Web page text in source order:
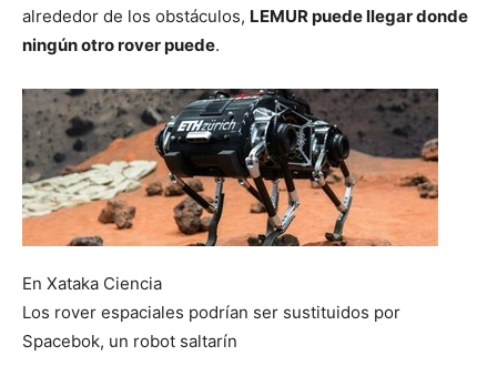
alrededor de los obstáculos, LEMUR puede llegar donde
ningún otro rover puede.
En Xataka Ciencia
Los rover espaciales podrían ser sustituidos por
Spacebok, un robot saltarín